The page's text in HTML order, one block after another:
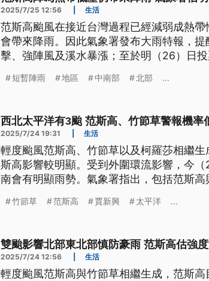
2025/7/25 12:56 生活
范斯高颱風在接近台灣過程已經減弱成熱
會帶來降雨。因此氣象署發布大雨特報，
擊、強陣風及溪水暴漲；至於明（26）日
短暫陣雨 地區 中南部 北部 ...
西北太平洋有3颱 范斯高、竹節草警報機率
2025/7/24 19:31 生活
輕度颱風范斯高、竹節草以及柯羅莎相繼
斯高影響較明顯。受到外圍環流影響，今
南會有明顯雨勢。氣象署指出，包括范斯
竹節草 范斯高 賈新興 太平洋 ...
雙颱影響北部東北部慎防豪雨 范斯高估強
2025/7/24 12:56 生活
輕度颱風范斯高與竹節草相繼生成，范斯